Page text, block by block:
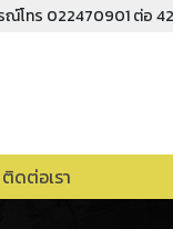
โทร 022470901 ต่อ
ติดต่อเรา